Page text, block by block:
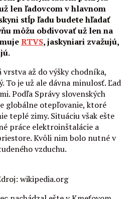
len ľadovcom v hlavnom
stĺp ľadu budete hľadať
môžu obdivovať už len na
RTVS, jaskyniari zvažujú,
až do výšky chodníka,
To je už ale dávna minulosť. Ľad
Podľa Správy slovenských
globálne otepľovanie, ktoré
teplé zimy. Situáciu však ešte
práce elektroinštalácie a
Kvôli nim bolo nutné v
vzduchu.
wikipedia.org